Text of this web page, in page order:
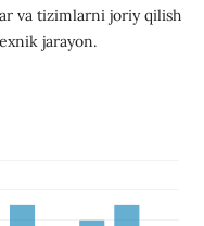
va tizimlarni joriy qilish
jarayon.